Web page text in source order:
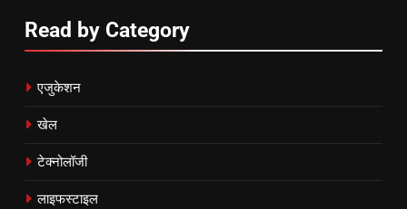
Read by Category
एजुकेशन
खेल
टेक्नोलॉजी
लाइफस्टाइल